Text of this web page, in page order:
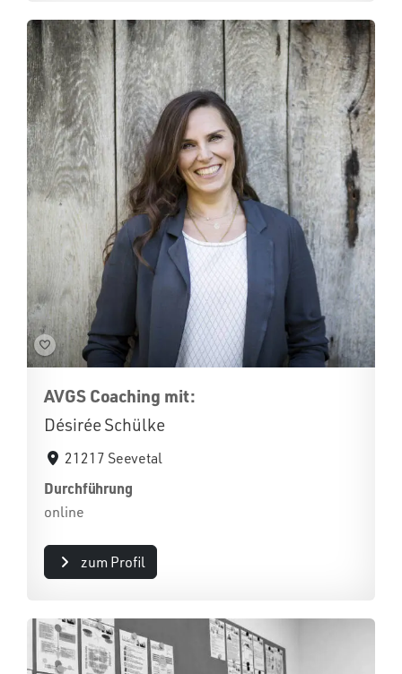
AVGS Coaching mit:
Désirée Schülke
21217 Seevetal
Durchführung
online
zum Profil